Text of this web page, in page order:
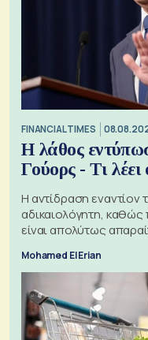
FINANCIAL TIMES
Η λάθος
Γούορς - Τι
Η αντίδραση εναντίον
αδικαιολόγητη,
είναι απολύτως
Mohamed El Erian